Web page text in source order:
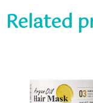
Related